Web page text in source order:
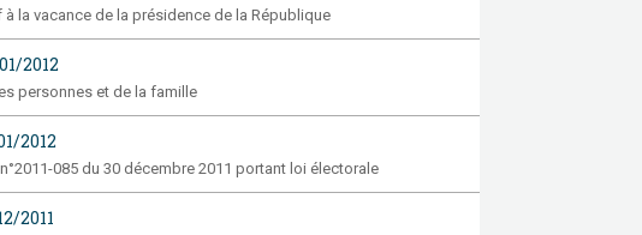
à la vacance de la présidence de la République
2012
personnes et de la famille
2012
085 du 30 décembre 2011 portant loi électorale
2011